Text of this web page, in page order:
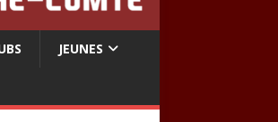
JEUNES